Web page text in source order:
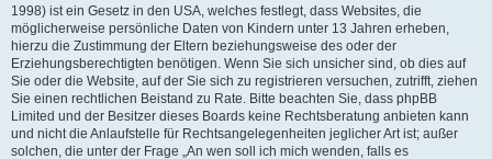
1998) ist ein Gesetz in den USA, welches festlegt, dass Websites, die
möglicherweise persönliche Daten von Kindern unter 13 Jahren erheben,
hierzu die Zustimmung der Eltern beziehungsweise des oder der
Erziehungsberechtigten benötigen. Wenn Sie sich unsicher sind, ob dies auf
Sie oder die Website, auf der Sie sich zu registrieren versuchen, zutrifft, ziehen
Sie einen rechtlichen Beistand zu Rate. Bitte beachten Sie, dass phpBB
Limited und der Besitzer dieses Boards keine Rechtsberatung anbieten kann
und nicht die Anlaufstelle für Rechtsangelegenheiten jeglicher Art ist; außer
solchen, die unter der Frage „An wen soll ich mich wenden, falls es